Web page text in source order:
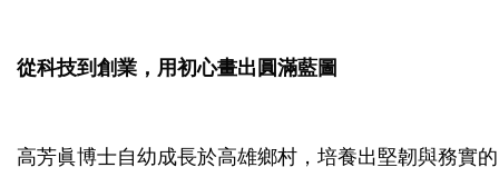
從科技到創業，用初心畫出圓滿藍圖
高芳眞博士自幼成長於高雄鄉村，培養出堅韌與務實的